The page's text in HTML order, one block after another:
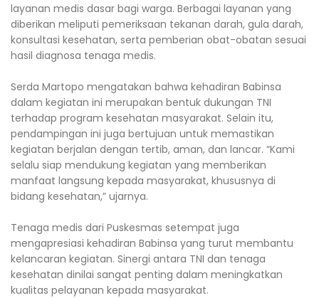
layanan medis dasar bagi warga. Berbagai layanan yang
diberikan meliputi pemeriksaan tekanan darah, gula darah,
konsultasi kesehatan, serta pemberian obat-obatan sesuai
hasil diagnosa tenaga medis.
Serda Martopo mengatakan bahwa kehadiran Babinsa
dalam kegiatan ini merupakan bentuk dukungan TNI
terhadap program kesehatan masyarakat. Selain itu,
pendampingan ini juga bertujuan untuk memastikan
kegiatan berjalan dengan tertib, aman, dan lancar. “Kami
selalu siap mendukung kegiatan yang memberikan
manfaat langsung kepada masyarakat, khususnya di
bidang kesehatan,” ujarnya.
Tenaga medis dari Puskesmas setempat juga
mengapresiasi kehadiran Babinsa yang turut membantu
kelancaran kegiatan. Sinergi antara TNI dan tenaga
kesehatan dinilai sangat penting dalam meningkatkan
kualitas pelayanan kepada masyarakat.